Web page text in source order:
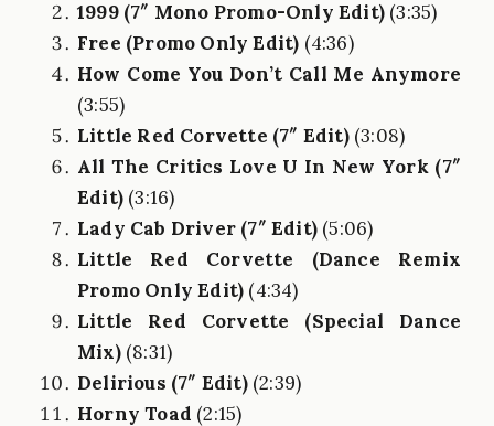
1999 (7″ Mono Promo-Only Edit) (3:35)
Free (Promo Only Edit) (4:36)
How Come You Don’t Call Me Anymore
(3:55)
Little Red Corvette (7″ Edit)(3:08)
All The Critics Love U In New York (7″
Edit) (3:16)
Lady Cab Driver (7″ Edit) (5:06)
Little Red Corvette (Dance Remix
Promo Only Edit) (4:34)
Little Red Corvette (Special Dance
Mix)(8:31)
Delirious (7″ Edit)(2:39)
Horny Toad (2:15)